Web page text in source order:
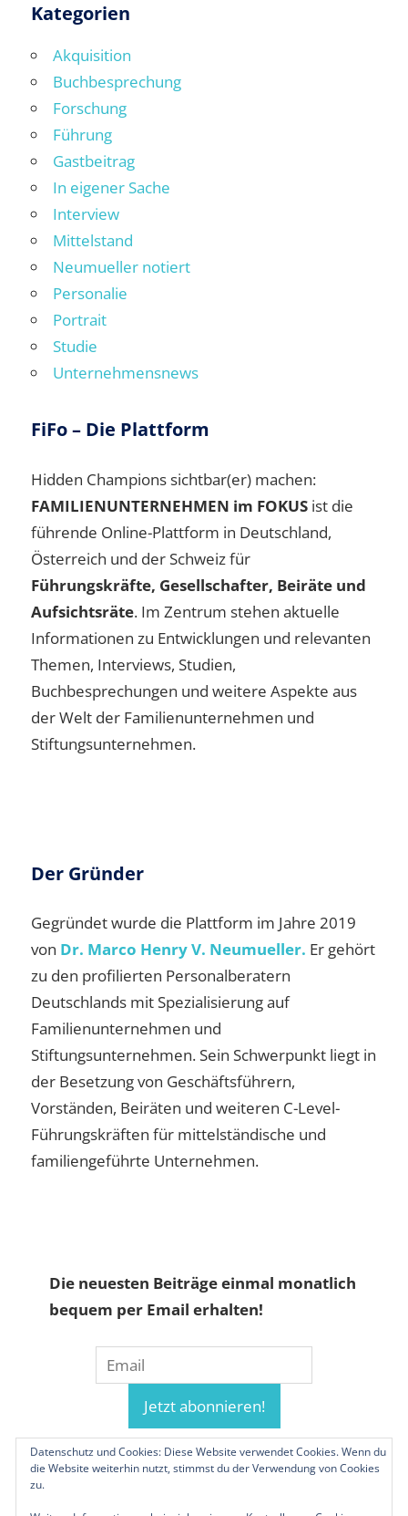
Kategorien
Akquisition
Buchbesprechung
Forschung
Führung
Gastbeitrag
In eigener Sache
Interview
Mittelstand
Neumueller notiert
Personalie
Portrait
Studie
Unternehmensnews
FiFo – Die Plattform
Hidden Champions sichtbar(er) machen:
FAMILIENUNTERNEHMEN im FOKUS ist die
führende Online-Plattform in Deutschland,
Österreich und der Schweiz für
Führungskräfte, Gesellschafter, Beiräte und
Aufsichtsräte. Im Zentrum stehen aktuelle
Informationen zu Entwicklungen und relevanten
Themen, Interviews, Studien,
Buchbesprechungen und weitere Aspekte aus
der Welt der Familienunternehmen und
Stiftungsunternehmen.
Der Gründer
Gegründet wurde die Plattform im Jahre 2019
von Dr. Marco Henry V. Neumueller. Er gehört
zu den profilierten Personalberatern
Deutschlands mit Spezialisierung auf
Familienunternehmen und
Stiftungsunternehmen. Sein Schwerpunkt liegt in
der Besetzung von Geschäftsführern,
Vorständen, Beiräten und weiteren C-Level-
Führungskräften für mittelständische und
familiengeführte Unternehmen.
Die neuesten Beiträge einmal monatlich
bequem per Email erhalten!
Datenschutz und Cookies: Diese Website verwendet Cookies. Wenn du
die Website weiterhin nutzt, stimmst du der Verwendung von Cookies
zu.